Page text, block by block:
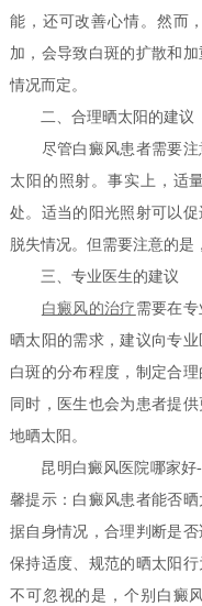
能，还可改善心情。然而
加，会导致白斑的扩散和
情况而定。
二、合理晒太阳的建议
尽管白癜风患者需要注
太阳的照射。事实上，适
处。适当的阳光照射可以
脱失情况。但需要注意的是
三、专业医生的建议
白癜风的治疗 需要在
晒太阳的需求，建议向专
白斑的分布程度，制定合
同时，医生也会为患者提
地晒太阳。
昆明白癜风医院哪家好-
馨提示：白癜风患者能否
据自身情况，合理判断是
保持适度、规范的晒太阳
不可忽视的是，个别白癜